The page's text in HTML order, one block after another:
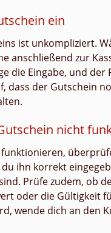
ein
ist unkompliziert.
anschließend zur
die Eingabe, und
dass der Gutschein
nicht
ihn korrekt
Prüfe zudem, ob
oder die Gültigkeit
wende dich an den